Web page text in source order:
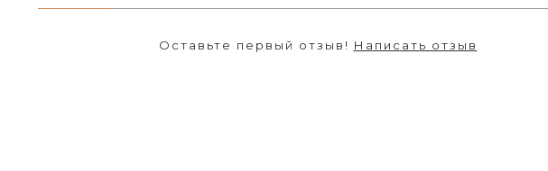
Оставьте первый отзыв! Написать отзыв